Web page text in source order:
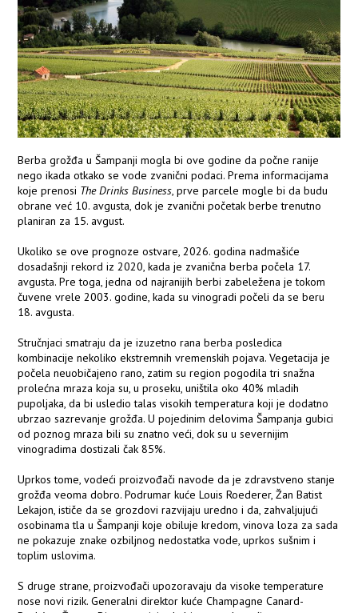
Berba grožđa u Šampanji mogla bi ove godine da počne ranije
nego ikada otkako se vode zvanični podaci. Prema informacijama
koje prenosi The Drinks Business, prve parcele mogle bi da budu
obrane već 10. avgusta, dok je zvanični početak berbe trenutno
planiran za 15. avgust.
Ukoliko se ove prognoze ostvare, 2026. godina nadmašiće
dosadašnji rekord iz 2020, kada je zvanična berba počela 17.
avgusta. Pre toga, jedna od najranijih berbi zabeležena je tokom
čuvene vrele 2003. godine, kada su vinogradi počeli da se beru
18. avgusta.
Stručnjaci smatraju da je izuzetno rana berba posledica
kombinacije nekoliko ekstremnih vremenskih pojava. Vegetacija je
počela neuobičajeno rano, zatim su region pogodila tri snažna
prolećna mraza koja su, u proseku, uništila oko 40% mladih
pupoljaka, da bi usledio talas visokih temperatura koji je dodatno
ubrzao sazrevanje grožđa. U pojedinim delovima Šampanja gubici
od poznog mraza bili su znatno veći, dok su u severnijim
vinogradima dostizali čak 85%.
Uprkos tome, vodeći proizvođači navode da je zdravstveno stanje
grožđa veoma dobro. Podrumar kuće Louis Roederer, Žan Batist
Lekajon, ističe da se grozdovi razvijaju uredno i da, zahvaljujući
osobinama tla u Šampanji koje obiluje kredom, vinova loza za sada
ne pokazuje znake ozbiljnog nedostatka vode, uprkos sušnim i
toplim uslovima.
S druge strane, proizvođači upozoravaju da visoke temperature
nose novi rizik. Generalni direktor kuće Champagne Canard-